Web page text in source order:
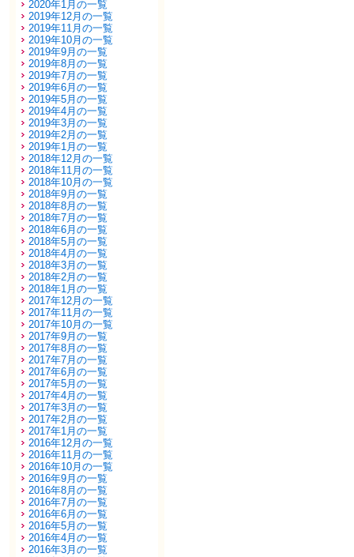
2020年1月の一覧
2019年12月の一覧
2019年11月の一覧
2019年10月の一覧
2019年9月の一覧
2019年8月の一覧
2019年7月の一覧
2019年6月の一覧
2019年5月の一覧
2019年4月の一覧
2019年3月の一覧
2019年2月の一覧
2019年1月の一覧
2018年12月の一覧
2018年11月の一覧
2018年10月の一覧
2018年9月の一覧
2018年8月の一覧
2018年7月の一覧
2018年6月の一覧
2018年5月の一覧
2018年4月の一覧
2018年3月の一覧
2018年2月の一覧
2018年1月の一覧
2017年12月の一覧
2017年11月の一覧
2017年10月の一覧
2017年9月の一覧
2017年8月の一覧
2017年7月の一覧
2017年6月の一覧
2017年5月の一覧
2017年4月の一覧
2017年3月の一覧
2017年2月の一覧
2017年1月の一覧
2016年12月の一覧
2016年11月の一覧
2016年10月の一覧
2016年9月の一覧
2016年8月の一覧
2016年7月の一覧
2016年6月の一覧
2016年5月の一覧
2016年4月の一覧
2016年3月の一覧